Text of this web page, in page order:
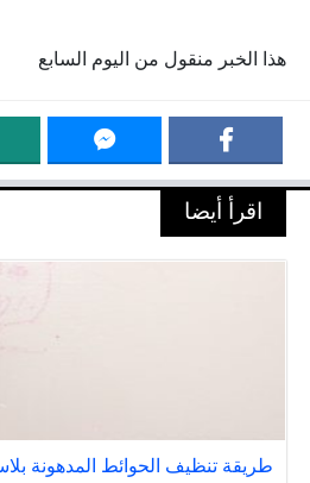
هذا الخبر منقول من اليوم السابع
اقرأ أيضا
طريقة تنظيف الحوائط المدهونة بلاستيك